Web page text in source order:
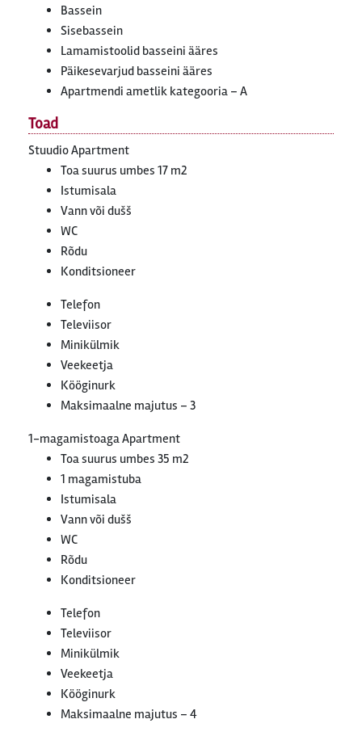
Bassein
Sisebassein
Lamamistoolid basseini ääres
Päikesevarjud basseini ääres
Apartmendi ametlik kategooria – A
Toad
Stuudio Apartment
Toa suurus umbes 17 m2
Istumisala
Vann või dušš
WC
Rõdu
Konditsioneer
Telefon
Televiisor
Minikülmik
Veekeetja
Kööginurk
Maksimaalne majutus – 3
1-magamistoaga Apartment
Toa suurus umbes 35 m2
1 magamistuba
Istumisala
Vann või dušš
WC
Rõdu
Konditsioneer
Telefon
Televiisor
Minikülmik
Veekeetja
Kööginurk
Maksimaalne majutus – 4